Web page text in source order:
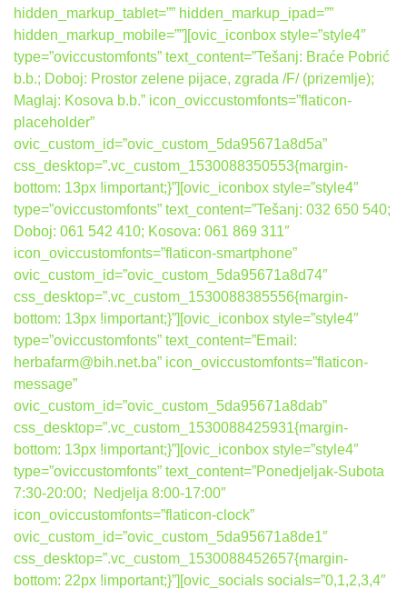
hidden_markup_tablet=”” hidden_markup_ipad=””
hidden_markup_mobile=””][ovic_iconbox style=”style4″
type=”oviccustomfonts” text_content=”Tešanj: Braće Pobrić
b.b.; Doboj: Prostor zelene pijace, zgrada /F/ (prizemlje);
Maglaj: Kosova b.b.” icon_oviccustomfonts=”flaticon-
placeholder”
ovic_custom_id=”ovic_custom_5da95671a8d5a”
css_desktop=”.vc_custom_1530088350553{margin-
bottom: 13px !important;}”][ovic_iconbox style=”style4″
type=”oviccustomfonts” text_content=”Tešanj: 032 650 540;
Doboj: 061 542 410; Kosova: 061 869 311″
icon_oviccustomfonts=”flaticon-smartphone”
ovic_custom_id=”ovic_custom_5da95671a8d74″
css_desktop=”.vc_custom_1530088385556{margin-
bottom: 13px !important;}”][ovic_iconbox style=”style4″
type=”oviccustomfonts” text_content=”Email:
herbafarm@bih.net.ba” icon_oviccustomfonts=”flaticon-
message”
ovic_custom_id=”ovic_custom_5da95671a8dab”
css_desktop=”.vc_custom_1530088425931{margin-
bottom: 13px !important;}”][ovic_iconbox style=”style4″
type=”oviccustomfonts” text_content=”Ponedjeljak-Subota
7:30-20:00; Nedjelja 8:00-17:00″
icon_oviccustomfonts=”flaticon-clock”
ovic_custom_id=”ovic_custom_5da95671a8de1″
css_desktop=”.vc_custom_1530088452657{margin-
bottom: 22px !important;}”][ovic_socials socials=”0,1,2,3,4″